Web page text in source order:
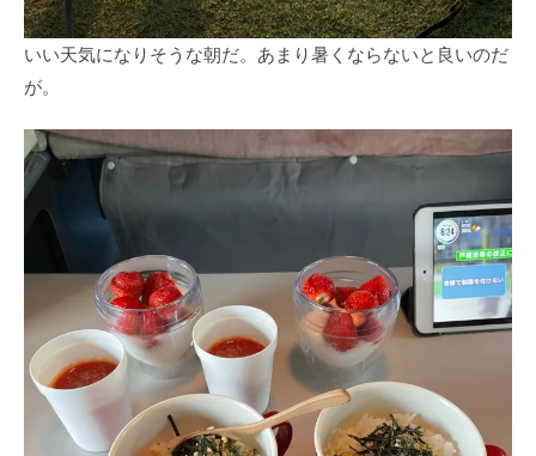
いい天気になりそうな朝だ。あまり暑くならないと良いのだ
が。